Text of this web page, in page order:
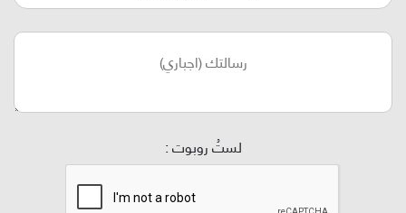
لستُ روبوت :